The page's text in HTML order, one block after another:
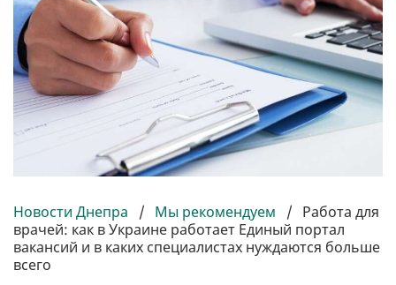
Новости Днепра / Мы рекомендуем / Работа для
врачей: как в Украине работает Единый портал
вакансий и в каких специалистах нуждаются больше
всего